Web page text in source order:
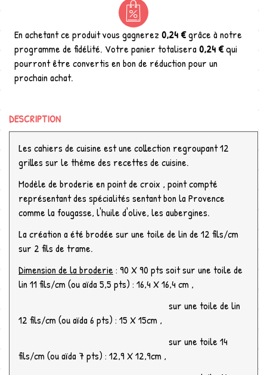
En achetant ce produit vous gagnerez 0,24 €grâce à notre
programme de fidélité. Votre panier totalisera 0,24 €qui
pourront être convertis en bon de réduction pour un
prochain achat.
DESCRIPTION
Les cahiers de cuisine est une collection regroupant 12
grilles sur le thème des recettes de cuisine.
Modèle de broderie en point de croix , point compté
représentant des spécialités sentant bon la Provence
comme la fougasse, l'huile d'olive, les aubergines.
La création a été brodée sur une toile de lin de 12 fils/cm
sur 2 fils de trame.
Dimension de la broderie : 90 X 90 pts soit sur une toile de
lin 11 fils/cm (ou aïda 5,5 pts) : 16,4 X 16,4 cm ,
sur une toile de lin
12 fils/cm (ou aïda 6 pts) : 15 X 15cm ,
sur une toile 14
fils/cm (ou aïda 7 pts) : 12,9 X 12,9cm ,